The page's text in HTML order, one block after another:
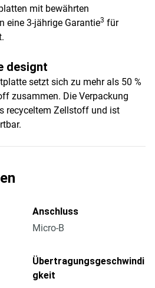
mit bewährten
eine 3-jährige Garantie3 für
designt
setzt sich zu mehr als 50 %
zusammen. Die Verpackung
recyceltem Zellstoff und ist
Anschluss
Micro-B
Übertragungsgeschwindi
gkeit